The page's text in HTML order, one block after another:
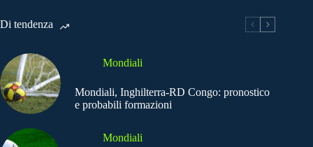
Di tendenza
Mondiali
Mondiali, Inghilterra-RD Congo: pronostico
e probabili formazioni
Mondiali